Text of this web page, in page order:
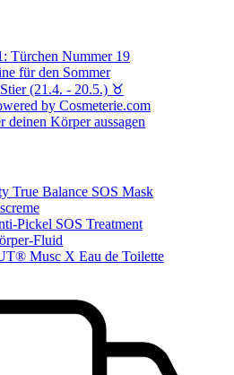
Türchen Nummer 19
für den Sommer
(21.4. - 20.5.) ♉︎
by Cosmeterie.com
deinen Körper aussagen
True Balance SOS Mask
Pickel SOS Treatment
Fluid
Musc X Eau de Toilette